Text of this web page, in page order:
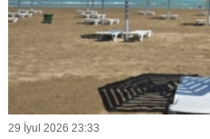
29 İyul 2026 23:33